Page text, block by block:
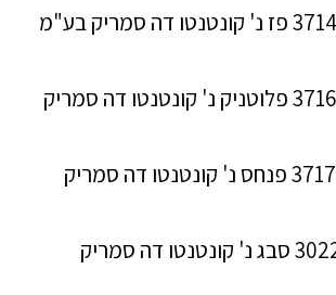
ת"א 37146-07-16 פז נ' קונטנטו דה סמריק בע"מ
ת"א 37162-07-16 פלוטניק נ' קונטנטו דה סמריק
ת"א 37177-07-16 פנחס נ' קונטנטו דה סמריק
ת"א 30226-11-16 סבג נ' קונטנטו דה סמריק